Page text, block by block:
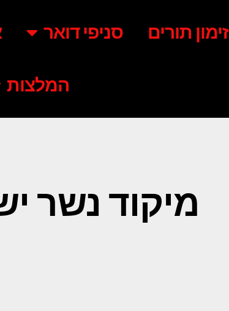
זימון תורים סניפי דואר
המלצות
מיקוד נשר